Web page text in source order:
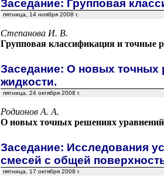
Заседание: Групповая
пятница, 14 ноября 2008 г.
Степанова И. В.
Групповая классификация и точные
Заседание: О новых точных
жидкости.
пятница, 24 октября 2008 г.
Родионов А. А.
О новых точных решениях
Заседание: Исследования
смесей с общей
пятница, 17 октября 2008 г.